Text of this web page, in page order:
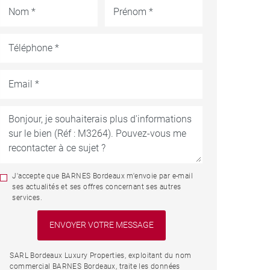
J'accepte que BARNES Bordeaux m'envoie par e-mail
ses actualités et ses offres concernant ses autres
services.
SARL Bordeaux Luxury Properties, exploitant du nom
commercial BARNES Bordeaux, traite les données